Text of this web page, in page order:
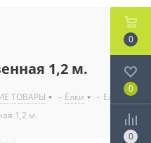
1,2 м.
ТОВАРЫ - Ёлки - Елка
1,2 м.
0
0
0